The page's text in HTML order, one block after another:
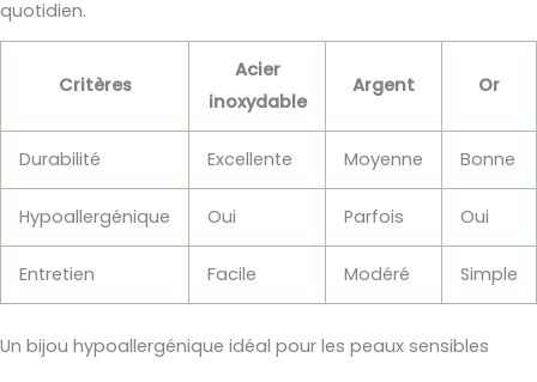
quotidien.
Critères
Acier
inoxydable
Argent Or
Durabilité Excellente Moyenne Bonne
Hypoallergénique Oui Parfois Oui
Entretien Facile Modéré Simple
Un bijou hypoallergénique idéal pour les peaux sensibles